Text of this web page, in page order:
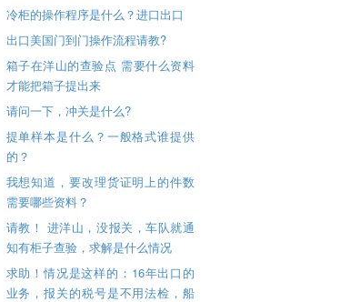
冷柜的操作程序是什么？进口出口
出口美国门到门操作流程请教?
箱子在洋山的查验点 需要什么资料
才能把箱子提出来
请问一下，冲关是什么?
提单样本是什么？一般格式谁提供
的？
我想知道，要改理货证明上的件数
需要哪些资料？
请教！ 进洋山，没报关，车队就通
知有柜子查验，求解是什么情况
求助！情况是这样的：16年出口的
业务，报关的税号是不用法检，船